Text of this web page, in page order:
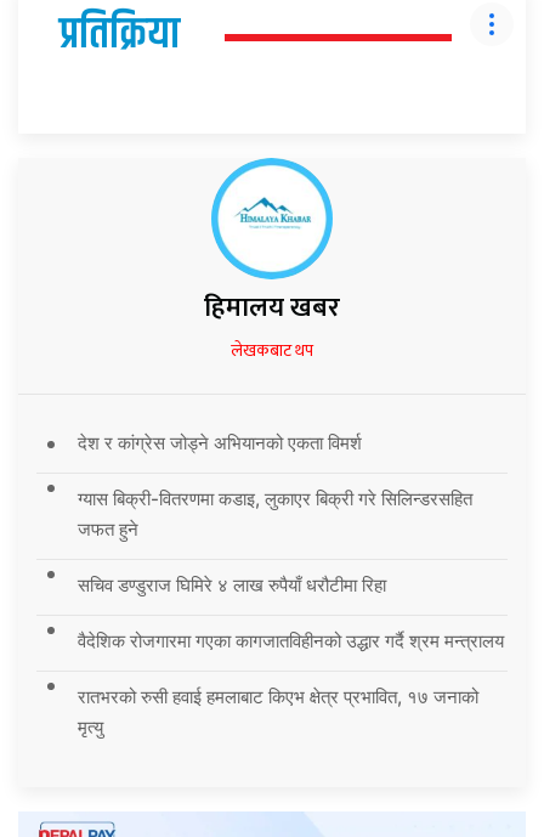
प्रतिक्रिया
हिमालय खबर
लेखकबाट थप
देश र कांग्रेस जोड्ने अभियानको एकता विमर्श
ग्यास बिक्री-वितरणमा कडाइ, लुकाएर बिक्री गरे सिलिन्डरसहित
जफत हुने
सचिव डण्डुराज घिमिरे ४ लाख रुपैयाँ धरौटीमा रिहा
वैदेशिक रोजगारमा गएका कागजातविहीनको उद्धार गर्दै श्रम मन्त्रालय
रातभरको रुसी हवाई हमलाबाट किएभ क्षेत्र प्रभावित, १७ जनाको
मृत्यु